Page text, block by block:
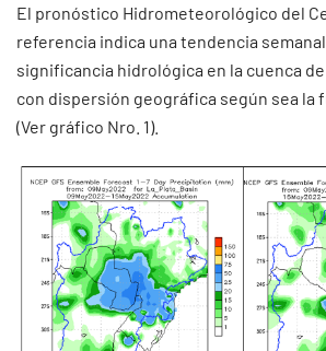
El pronóstico Hidrometeorológico del
referencia indica una tendencia
significancia hidrológica en la cuenca
con dispersión geográfica según sea la
(Ver gráfico Nro. 1).